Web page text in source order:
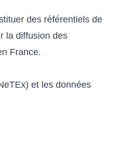
des référentiels de
la diffusion des
France.
et les données